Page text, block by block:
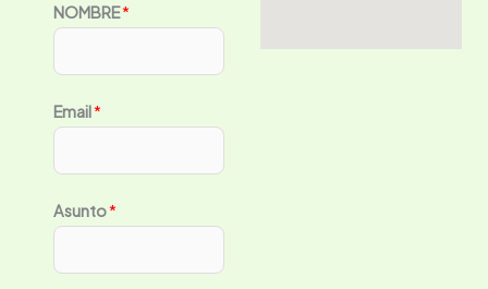
NOMBRE*
Email*
Asunto*